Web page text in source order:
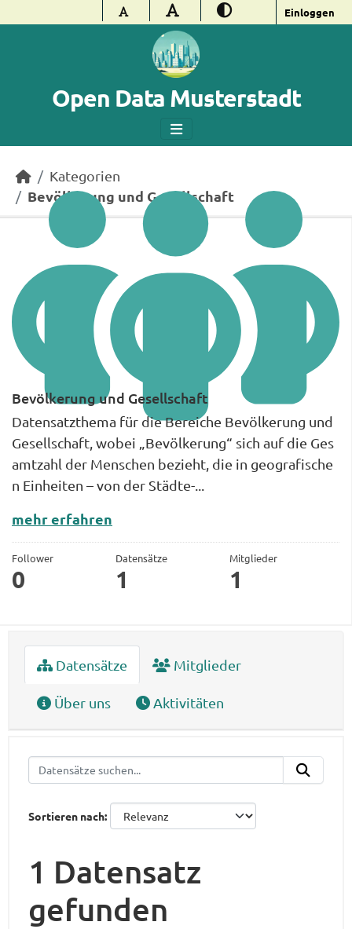
Überspringen zum Hauptinhalt Einloggen
Open Data Musterstadt
Kategorien
Bevölkerung und Gesellschaft
Bevölkerung und Gesellschaft
Datensatzthema für die Bereiche Bevölkerung und
Gesellschaft, wobei „Bevölkerung“ sich auf die Ges
amtzahl der Menschen bezieht, die in geografische
n Einheiten – von der Städte-...
mehr erfahren
Follower
0
Datensätze
1
Mitglieder
1
Datensätze Mitglieder
Über uns Aktivitäten
Sortieren nach
1 Datensatz
gefunden